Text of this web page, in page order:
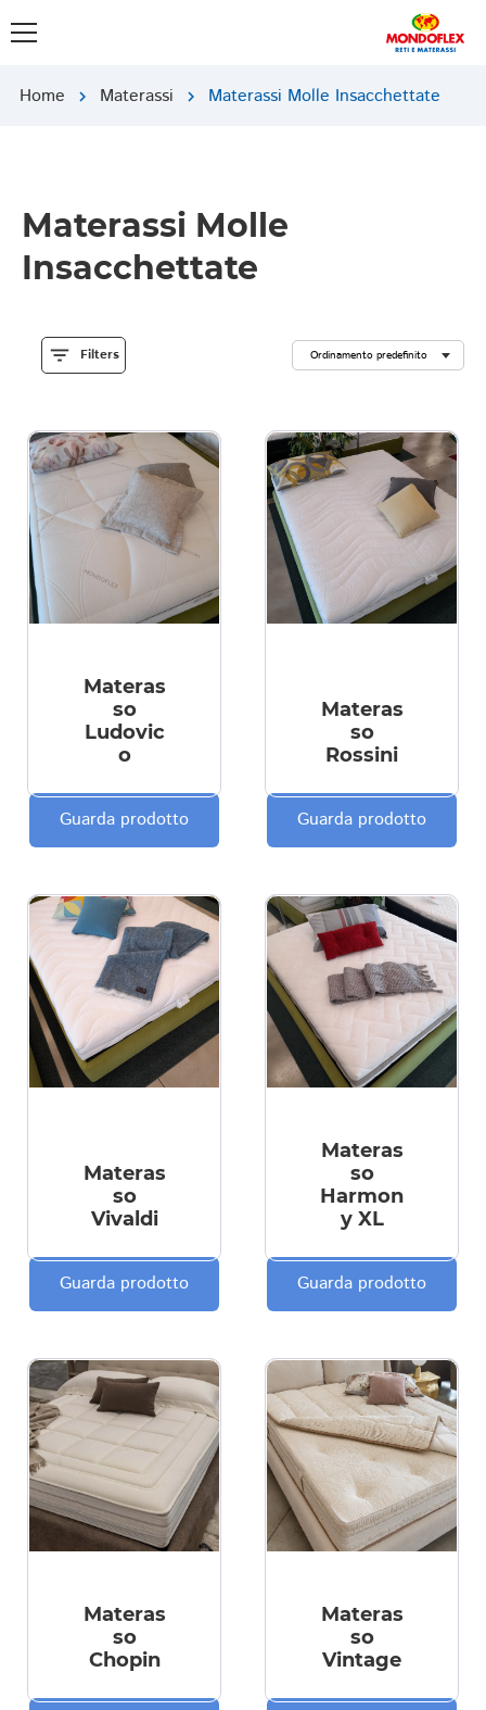
Home chevron_right Materassi chevron_right Materassi Molle Insacchettate
Materassi Molle
Insacchettate
filter_list Filters
Materas
so
Ludovic
o
Guarda prodotto
Materas
so
Rossini
Guarda prodotto
Materas
so
Vivaldi
Guarda prodotto
Materas
so
Harmon
y XL
Guarda prodotto
Materas
so
Chopin
Materas
so
Vintage